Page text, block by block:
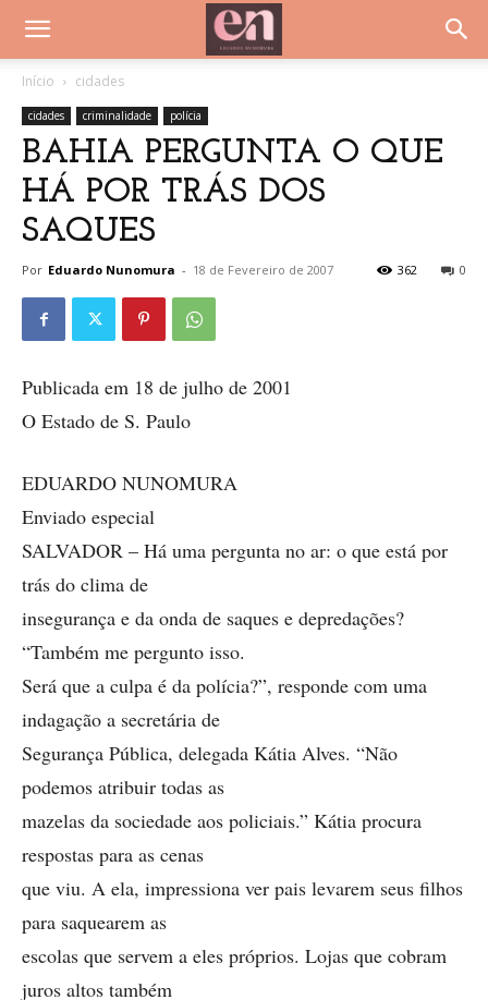
Início cidades
cidades criminalidade polícia
BAHIA PERGUNTA O QUE
HÁ POR TRÁS DOS
SAQUES
Por Eduardo Nunomura - 18 de Fevereiro de 2007 0
362
Publicada em 18 de julho de 2001
O Estado de S. Paulo
EDUARDO NUNOMURA
Enviado especial
SALVADOR – Há uma pergunta no ar: o que está por
trás do clima de
insegurança e da onda de saques e depredações?
“Também me pergunto isso.
Será que a culpa é da polícia?”, responde com uma
indagação a secretária de
Segurança Pública, delegada Kátia Alves. “Não
podemos atribuir todas as
mazelas da sociedade aos policiais.” Kátia procura
respostas para as cenas
que viu. A ela, impressiona ver pais levarem seus filhos
para saquearem as
escolas que servem a eles próprios. Lojas que cobram
juros altos também